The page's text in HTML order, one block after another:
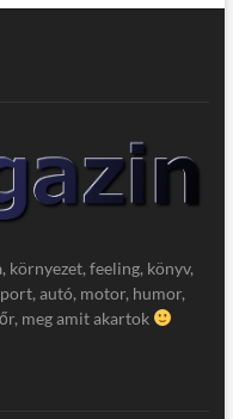
környezet, feeling, könyv,
autó, motor, humor,
meg amit akartok